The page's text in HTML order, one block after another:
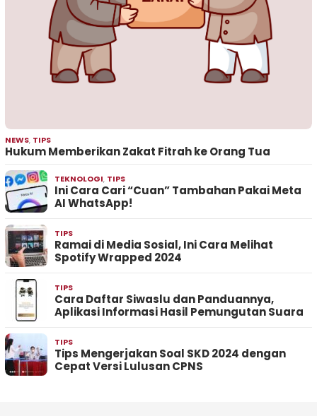
NEWS, TIPS
Hukum Memberikan Zakat Fitrah ke Orang Tua
TEKNOLOGI, TIPS
Ini Cara Cari “Cuan” Tambahan Pakai Meta
AI WhatsApp!
TIPS
Ramai di Media Sosial, Ini Cara Melihat
Spotify Wrapped 2024
TIPS
Cara Daftar Siwaslu dan Panduannya,
Aplikasi Informasi Hasil Pemungutan Suara
TIPS
Tips Mengerjakan Soal SKD 2024 dengan
Cepat Versi Lulusan CPNS